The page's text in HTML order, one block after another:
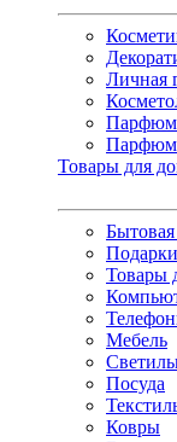
Личная
Товары для
Товары
Мебель
Посуда
Ковры